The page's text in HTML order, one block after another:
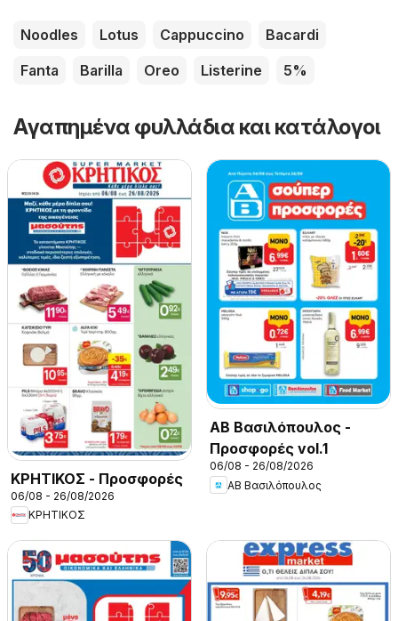
Noodles Lotus Cappuccino
Bacardi
Fanta
Barilla Oreo Listerine 5%
Αγαπημένα φυλλάδια και κατάλογοι
ΚΡΗΤΙΚΟΣ - Προσφορές
06/08 - 26/08/2026
ΚΡΗΤΙΚΟΣ
ΑΒ Βασιλόπουλος -
Προσφορές vol.1
06/08 - 26/08/2026
ΑΒ Βασιλόπουλος